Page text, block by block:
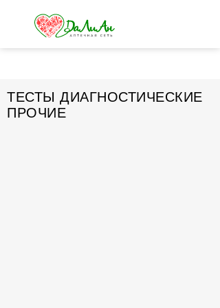
ТЕСТЫ ДИАГНОСТИЧЕСКИЕ
ПРОЧИЕ